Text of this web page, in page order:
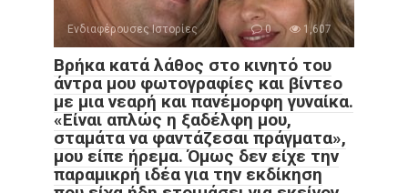
Ενδιαφέρουσες Ιστορίες 0 1,607
Βρήκα κατά λάθος στο κινητό του
άντρα μου φωτογραφίες και βίντεο
με μια νεαρή και πανέμορφη γυναίκα.
«Είναι απλώς η ξαδέλφη μου,
σταμάτα να φαντάζεσαι πράγματα»,
μου είπε ήρεμα. Όμως δεν είχε την
παραμικρή ιδέα για την εκδίκηση